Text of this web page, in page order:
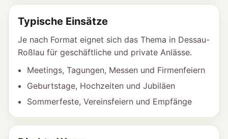
Typische Einsätze
Je nach Format eignet sich das Thema in Dessau-
Roßlau für geschäftliche und private Anlässe.
Meetings, Tagungen, Messen und Firmenfeiern
Geburtstage, Hochzeiten und Jubiläen
Sommerfeste, Vereinsfeiern und Empfänge